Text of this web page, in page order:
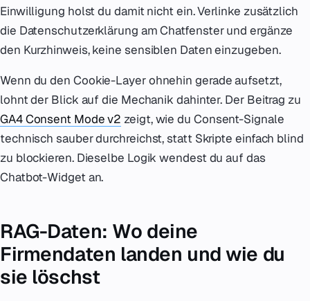
Einwilligung holst du damit nicht ein. Verlinke zusätzlich
die Datenschutzerklärung am Chatfenster und ergänze
den Kurzhinweis, keine sensiblen Daten einzugeben.
Wenn du den Cookie-Layer ohnehin gerade aufsetzt,
lohnt der Blick auf die Mechanik dahinter. Der Beitrag zu
GA4 Consent Mode v2 zeigt, wie du Consent-Signale
technisch sauber durchreichst, statt Skripte einfach blind
zu blockieren. Dieselbe Logik wendest du auf das
Chatbot-Widget an.
RAG-Daten: Wo deine
Firmendaten landen und wie du
sie löschst